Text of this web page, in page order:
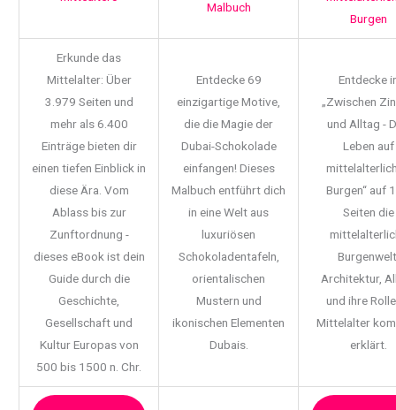
Malbuch
Burgen
Erkunde das
Mittelalter: Über
3.979 Seiten und
mehr als 6.400
Einträge bieten dir
einen tiefen Einblick in
diese Ära. Vom
Ablass bis zur
Zunftordnung -
dieses eBook ist dein
Guide durch die
Geschichte,
Gesellschaft und
Kultur Europas von
500 bis 1500 n. Chr.
Entdecke 69
einzigartige Motive,
die die Magie der
Dubai-Schokolade
einfangen! Dieses
Malbuch entführt dich
in eine Welt aus
luxuriösen
Schokoladentafeln,
orientalischen
Mustern und
ikonischen Elementen
Dubais.
Entdecke
„Zwischen
und Alltag -
Leben auf
Burgen“ auf
Seiten die
Architektur,
und ihre
Mittelalter
erklärt.